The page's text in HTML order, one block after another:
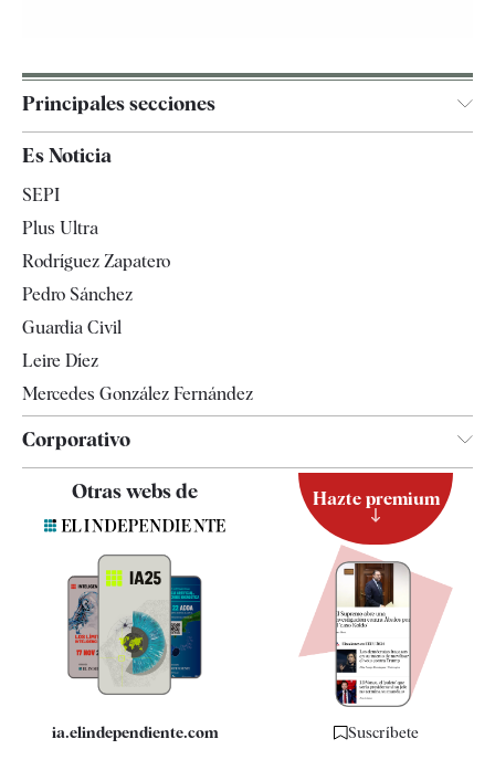
Principales secciones
España
Televisión
Es Noticia
SEPI
Plus Ultra
Rodríguez Zapatero
Pedro Sánchez
Guardia Civil
Leire Díez
Mercedes González Fernández
Corporativo
Contacto
Quiénes somos
Especificaciones
Otras webs de
ia.elindependiente.com
Hazte premium
Suscríbete